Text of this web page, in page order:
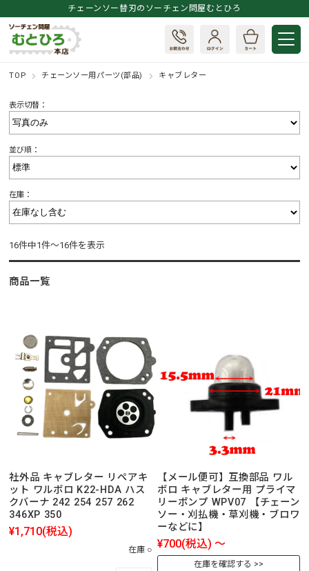
チェーンソー替刃のソーチェン問屋むとひろ
TOP チェーンソー用パーツ(部品) キャブレター
表示切替：
並び順：
在庫：
16件中1件～16件を表示
商品一覧
社外品 キャブレター リペアキ
ット ワルボロ K22-HDA ハス
クバーナ 242 254 257 262
346XP 350
¥1,710(税込)
在庫 ○
【メール便可】互換部品 ワル
ボロ キャブレター用 プライマ
リーポンプ WPV07 【チェーン
ソー・刈払機・草刈機・ブロワ
ーなどに】
¥700(税込) ～
在庫を確認する